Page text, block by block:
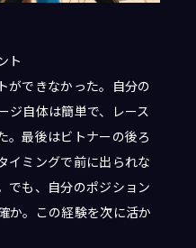
ト
ができなかった。自分の
ジ自体は簡単で、レース
。最後はビトナーの後ろ
イミングで前に出られな
でも、自分のポジション
か。この経験を次に活か